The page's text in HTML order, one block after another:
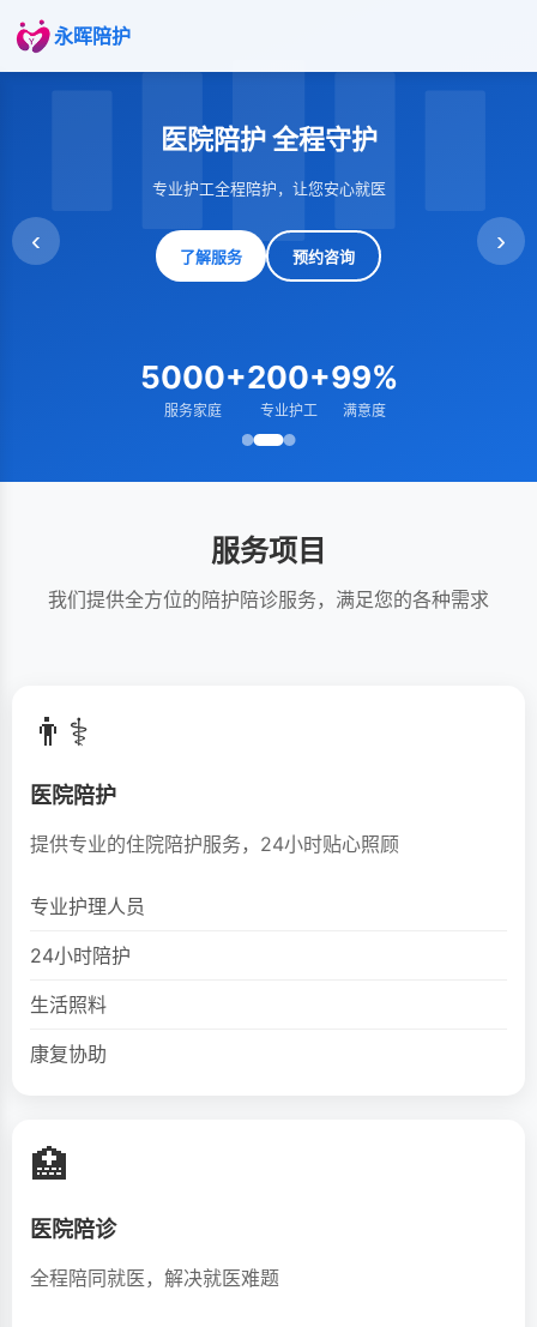
永晖陪护
‹ ›
医院陪护 全程守护
专业护工全程陪护，让您安心就医
了解服务 预约咨询
5000+
服务家庭
200+
专业护工
99%
满意度
服务项目
我们提供全方位的陪护陪诊服务，满足您的各种需求
👨⚕️
医院陪护
提供专业的住院陪护服务，24小时贴心照顾
专业护理人员
24小时陪护
生活照料
康复协助
🏥
医院陪诊
全程陪同就医，解决就医难题